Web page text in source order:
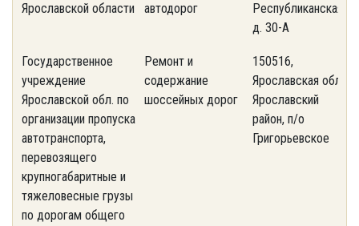
Ярославской области
автодорог
Республиканская,
д. 30-А
Государственное
учреждение
Ярославской обл. по
организации пропуска
автотранспорта,
перевозящего
крупногабаритные и
тяжеловесные грузы
по дорогам общего
Ремонт и
содержание
шоссейных дорог
150516,
Ярославская обл.,
Ярославский
район, п/о
Григорьевское